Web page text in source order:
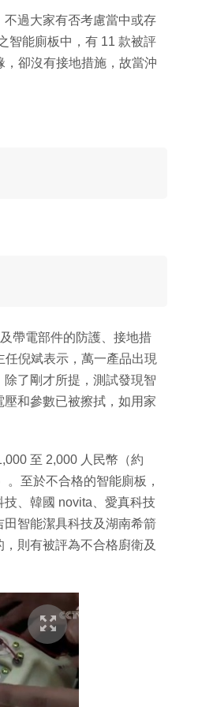
過大家有否考慮當中或存
智能廁板中，有 11 款被評
卻沒有接地措施，故當沖
帶電部件的防護、接地措
倪斌表示，萬一產品出現
了剛才所提，測試發現智
和參數已被擦拭，如用家
至 2,000 人民幣（約
至於不合格的智能廁板，
、韓國 novita、愛真科技
田智能潔具科技及湖南希箭
則有被評為不合格廚衛及